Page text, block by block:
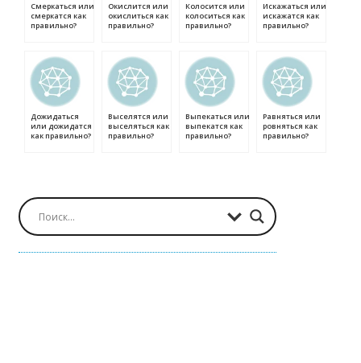
Смеркаться или
смеркатся как
правильно?
Окислится или
окислиться как
правильно?
Колосится или
колоситься как
правильно?
Искажаться или
искажатся как
правильно?
Дожидаться
или дожидатся
как правильно?
Выселятся или
выселяться как
правильно?
Выпекаться или
выпекатся как
правильно?
Равняться или
ровняться как
правильно?